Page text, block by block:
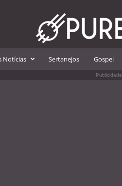
Notícias Sertanejos Gospel
Publicidade